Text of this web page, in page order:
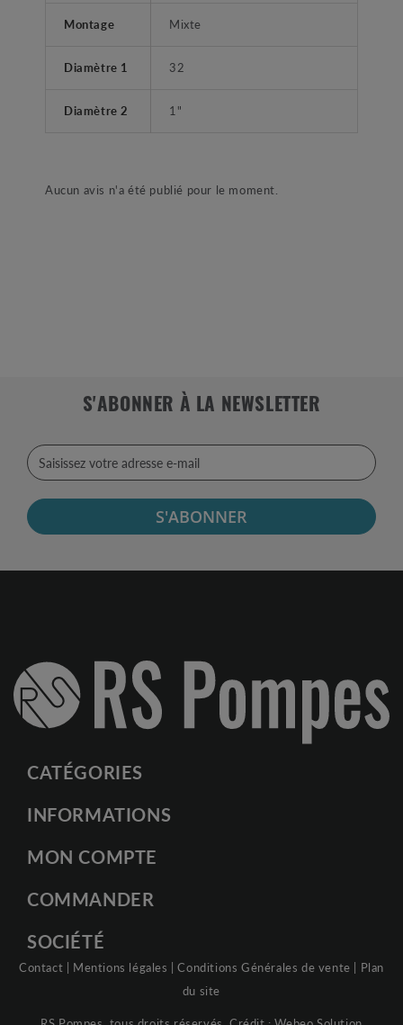
Montage Mixte
Diamètre 1 32
Diamètre 2 1"
Aucun avis n'a été publié pour le moment.
S'ABONNER À LA NEWSLETTER
S'ABONNER
CATÉGORIES
INFORMATIONS
MON COMPTE
COMMANDER
SOCIÉTÉ
Contact | Mentions légales |Conditions Générales de vente | Plan
du site